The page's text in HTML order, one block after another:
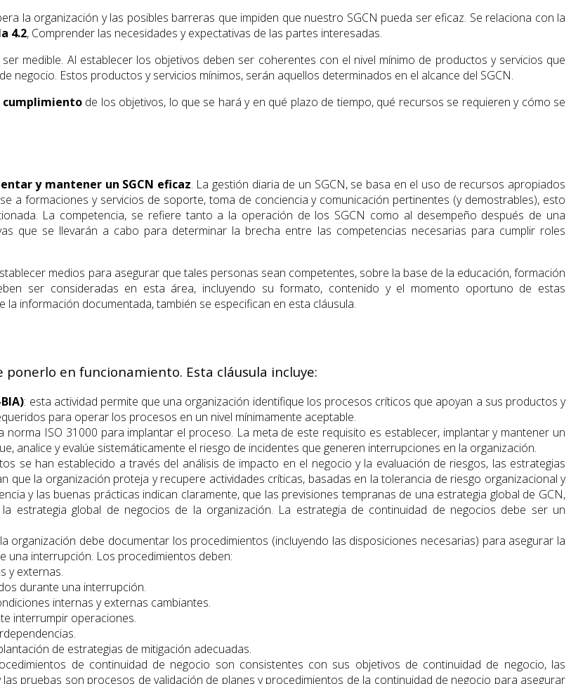
la organización y las posibles barreras que impiden que nuestro SGCN pueda ser eficaz. Se relaciona con la
4.2, Comprender las necesidades y expectativas de las partes interesadas.
medible. Al establecer los objetivos deben ser coherentes con el nivel mínimo de productos y servicios que
negocio. Estos productos y servicios mínimos, serán aquellos determinados en el alcance del SGCN.
cumplimientode los objetivos, lo que se hará y en qué plazo de tiempo, qué recursos se requieren y cómo se
y mantener un SGCN eficaz. La gestión diaria de un SGCN, se basa en el uso de recursos apropiados
a formaciones y servicios de soporte, toma de conciencia y comunicación pertinentes (y demostrables), esto
La competencia, se refiere tanto a la operación de los SGCN como al desempeño después de una
que se llevarán a cabo para determinar la brecha entre las competencias necesarias para cumplir roles
medios para asegurar que tales personas sean competentes, sobre la base de la educación, formación
ser consideradas en esta área, incluyendo su formato, contenido y el momento oportuno de estas
información documentada, también se especifican en esta cláusula.
ponerlo en funcionamiento. Esta cláusula incluye:
: esta actividad permite que una organización identifique los procesos críticos que apoyan a sus productos y
para operar los procesos en un nivel mínimamente aceptable.
ISO 31000 para implantar el proceso. La meta de este requisito es establecer, implantar y mantener un
analice y evalúe sistemáticamente el riesgo de incidentes que generen interrupciones en la organización.
se han establecido a través del análisis de impacto en el negocio y la evaluación de riesgos, las estrategias
la organización proteja y recupere actividades críticas, basadas en la tolerancia de riesgo organizacional y
y las buenas prácticas indican claramente, que las previsiones tempranas de una estrategia global de GCN,
estrategia global de negocios de la organización. La estrategia de continuidad de negocios debe ser un
organización debe documentar los procedimientos (incluyendo las disposiciones necesarias) para asegurar la
una interrupción. Los procedimientos deben:
y externas.
durante una interrupción.
internas y externas cambiantes.
interrumpir operaciones.
de estrategias de mitigación adecuadas.
de continuidad de negocio son consistentes con sus objetivos de continuidad de negocio, las
pruebas son procesos de validación de planes y procedimientos de la continuidad de negocio para asegurar